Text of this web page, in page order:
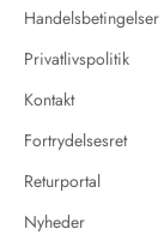
Handelsbetingelser
Privatlivspolitik
Kontakt
Fortrydelsesret
Returportal
Nyheder